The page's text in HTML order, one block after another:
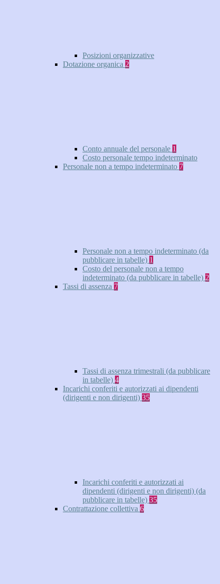
Posizioni organizzative
Dotazione organica 2
Conto annuale del personale 1
Costo personale tempo indeterminato
Personale non a tempo indeterminato 7
Personale non a tempo indeterminato (da
pubblicare in tabelle) 1
Costo del personale non a tempo
indeterminato (da pubblicare in tabelle) 2
Tassi di assenza 7
Tassi di assenza trimestrali (da pubblicare
in tabelle) 4
Incarichi conferiti e autorizzati ai dipendenti
(dirigenti e non dirigenti) 35
Incarichi conferiti e autorizzati ai
dipendenti (dirigenti e non dirigenti) (da
pubblicare in tabelle) 35
Contrattazione collettiva 6